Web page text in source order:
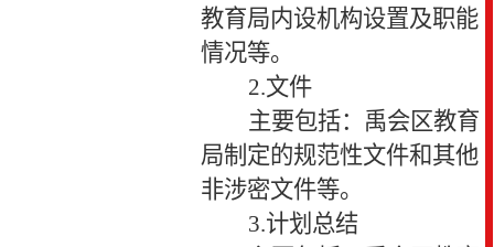
教育局内设机构设置及职能
情况等。
2.文件
主要包括：禹会区教育
局制定的规范性文件和其他
非涉密文件等。
3.计划总结